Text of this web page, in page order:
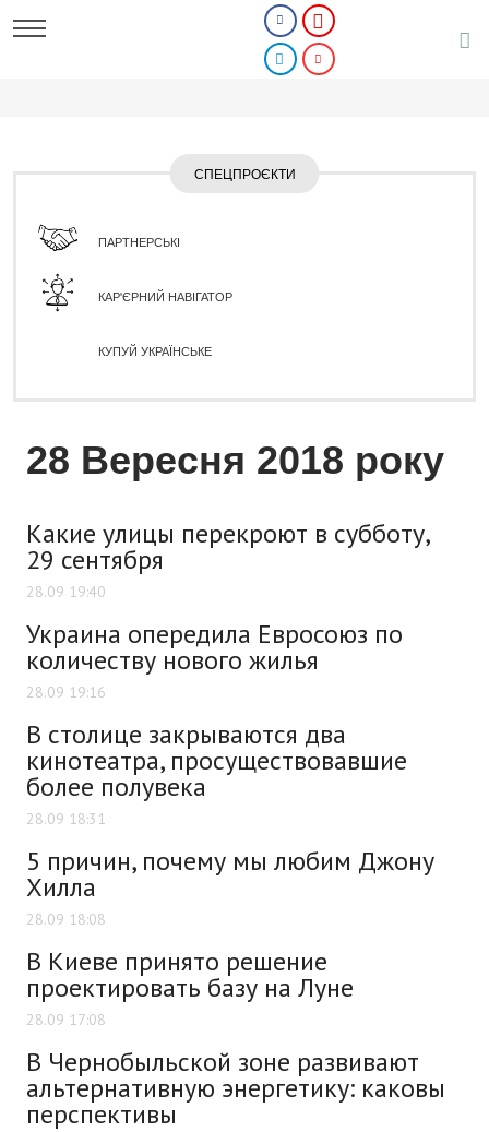
СПЕЦПРОЄКТИ
ПАРТНЕРСЬКІ
КАР'ЄРНИЙ НАВІГАТОР
КУПУЙ УКРАЇНСЬКЕ
28 Вересня 2018 року
Какие улицы перекроют в субботу,
29 сентября
28.09 19:40
Украина опередила Евросоюз по
количеству нового жилья
28.09 19:16
В столице закрываются два
кинотеатра, просуществовавшие
более полувека
28.09 18:31
5 причин, почему мы любим Джону
Хилла
28.09 18:08
В Киеве принято решение
проектировать базу на Луне
28.09 17:08
В Чернобыльской зоне развивают
альтернативную энергетику: каковы
перспективы